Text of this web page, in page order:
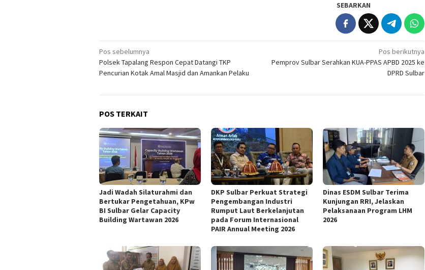
SEBARKAN
Navigasi
pos
Pos sebelumnya
Polsek Tapalang Respon Cepat Datangi TKP
Pencurian Kotak Amal Masjid dan Amankan Pelaku
Pos berikutnya
Pemprov Sulbar Serahkan KUA-PPAS APBD 2025 ke
DPRD Sulbar
POS TERKAIT
Jadi Wadah Silaturahmi dan
Bertukar Pengetahuan, KPw
BI Sulbar Gelar Capacity
Building Wartawan 2026
DKP Sulbar Perkuat Strategi
Pengembangan Industri
Rumput Laut Berkelanjutan
pada Forum Internasional
PAIR Annual Meeting 2026
Dinas ESDM Sulbar Terima
Kunjungan RRI, Jelaskan
Pelaksanaan Program LHM
2026